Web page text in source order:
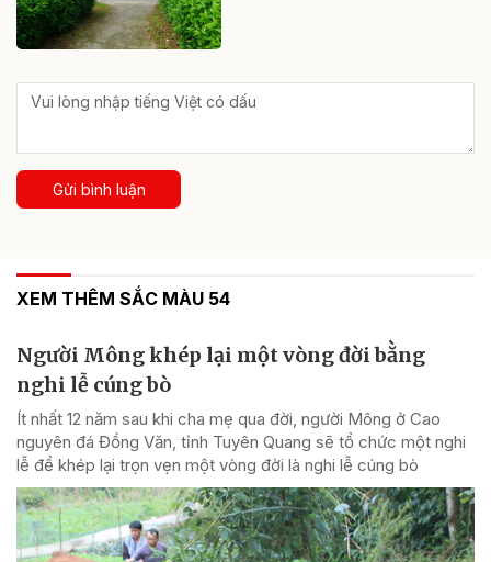
Gửi bình luận
XEM THÊM SẮC MÀU 54
Người Mông khép lại một vòng đời bằng
nghi lễ cúng bò
Ít nhất 12 năm sau khi cha mẹ qua đời, người Mông ở Cao
nguyên đá Đồng Văn, tỉnh Tuyên Quang sẽ tổ chức một nghi
lễ để khép lại trọn vẹn một vòng đời là nghi lễ cúng bò